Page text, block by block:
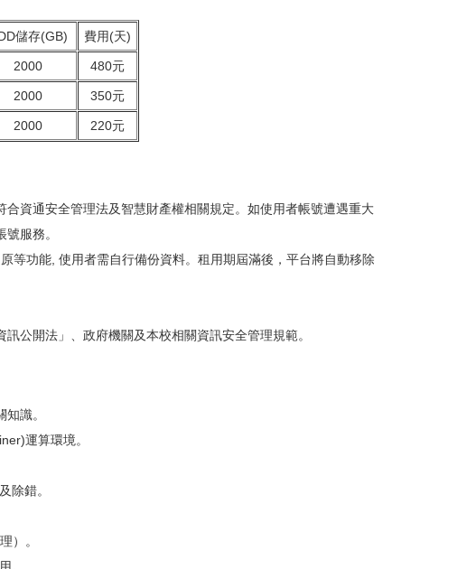
儲存(GB) 費用(天)
2000 480元
2000 350元
2000 220元
資通安全管理法及智慧財產權相關規定。如使用者帳號遭遇重大
服務。
等功能, 使用者需自行備份資料。租用期屆滿後，平台將自動移除
公開法」、政府機關及本校相關資訊安全管理規範。
識。
運算環境。
除錯。
）。